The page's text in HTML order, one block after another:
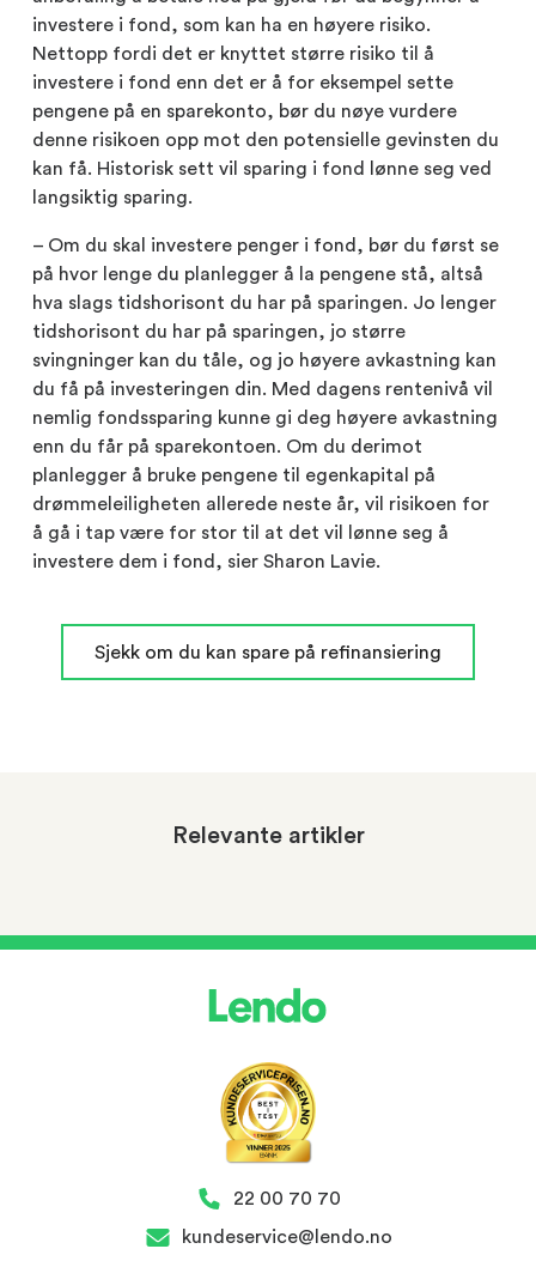
investere i fond, som kan ha en høyere risiko.
Nettopp fordi det er knyttet større risiko til å
investere i fond enn det er å for eksempel sette
pengene på en sparekonto, bør du nøye vurdere
denne risikoen opp mot den potensielle gevinsten du
kan få. Historisk sett vil sparing i fond lønne seg ved
langsiktig sparing.
– Om du skal investere penger i fond, bør du først se
på hvor lenge du planlegger å la pengene stå, altså
hva slags tidshorisont du har på sparingen. Jo lenger
tidshorisont du har på sparingen, jo større
svingninger kan du tåle, og jo høyere avkastning kan
du få på investeringen din. Med dagens rentenivå vil
nemlig fondssparing kunne gi deg høyere avkastning
enn du får på sparekontoen. Om du derimot
planlegger å bruke pengene til egenkapital på
drømmeleiligheten allerede neste år, vil risikoen for
å gå i tap være for stor til at det vil lønne seg å
investere dem i fond, sier Sharon Lavie.
Sjekk om du kan spare på refinansiering
Relevante artikler
22 00 70 70
kundeservice@lendo.no